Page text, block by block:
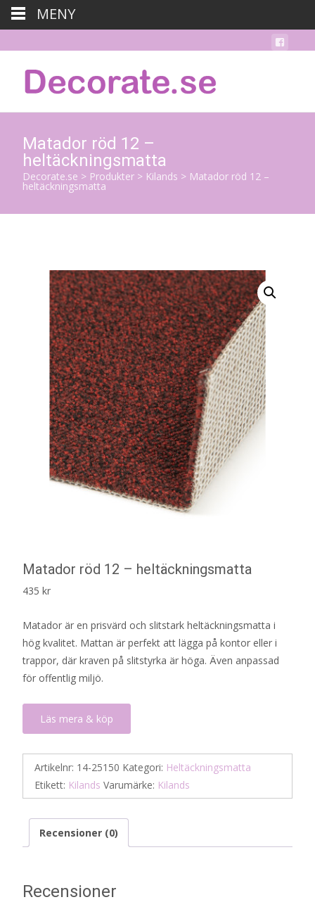
Matador röd 12 –
heltäckningsmatta
Decorate.se > Produkter > Kilands > Matador röd 12 –
heltäckningsmatta
Matador röd 12 – heltäckningsmatta
435 kr
Matador är en prisvärd och slitstark heltäckningsmatta i
hög kvalitet. Mattan är perfekt att lägga på kontor eller i
trappor, där kraven på slitstyrka är höga. Även anpassad
för offentlig miljö.
Läs mera & köp
Artikelnr: 14-25150 Kategori: Heltäckningsmatta
Etikett: Kilands Varumärke: Kilands
Recensioner (0)
Recensioner
MENY